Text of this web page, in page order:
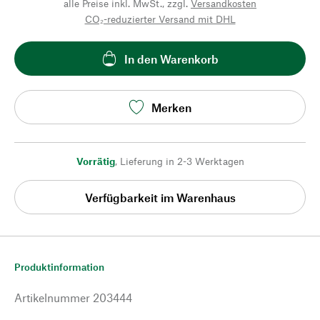
alle Preise inkl. MwSt., zzgl. Versandkosten
CO₂-reduzierter Versand mit DHL
In den Warenkorb
Merken
Vorrätig, Lieferung in 2-3 Werktagen
Verfügbarkeit im Warenhaus
Produktinformation
Artikelnummer 203444